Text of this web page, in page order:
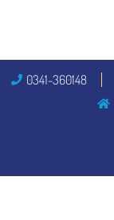
0341-360148